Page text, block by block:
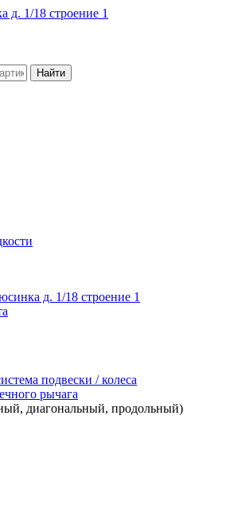
д. 1/18 строение 1
Найти
д. 1/18 строение 1
подвески / колеса
рычага
диагональный, продольный)